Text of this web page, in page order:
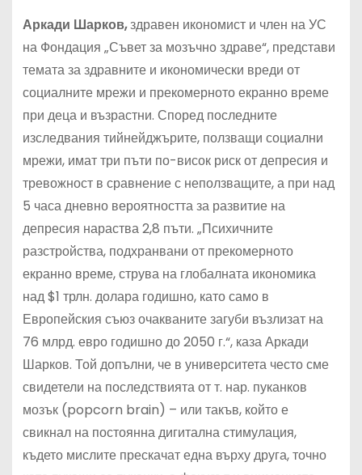
Аркади Шарков,здравен икономист и член на УС
на Фондация „Съвет за мозъчно здраве“, представи
темата за здравните и икономически вреди от
социалните мрежи и прекомерното екранно време
при деца и възрастни. Според последните
изследвания тийнейджърите, ползващи социални
мрежи, имат три пъти по-висок риск от депресия и
тревожност в сравнение с неползващите, а при над
5 часа дневно вероятността за развитие на
депресия нараства 2,8 пъти. „Психичните
разстройства, подхранвани от прекомерното
екранно време, струва на глобалната икономика
над $1 трлн. долара годишно, като само в
Европейския съюз очакваните загуби възлизат на
76 млрд. евро годишно до 2050 г.“, каза Аркади
Шарков. Той допълни, че в университета често сме
свидетели на последствията от т. нар. пуканков
мозък (popcorn brain) – или такъв, който е
свикнал на постоянна дигитална стимулация,
където мислите прескачат една върху друга, точно